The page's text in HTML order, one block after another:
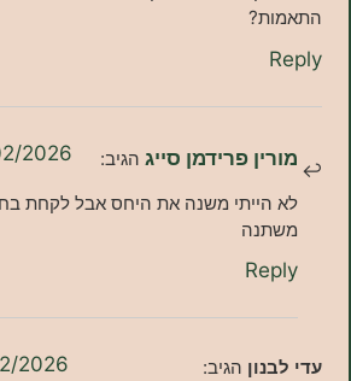
פרידמן סייג הגיב: 08/02/2026 בשעה 08:21
משנה את היחס אבל לקחת בחשבון
הגיב: 12/02/2026 בשעה 18:37